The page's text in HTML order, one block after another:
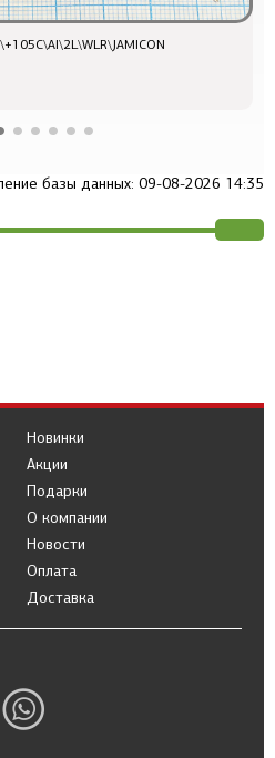
базы данных: 09-08-2026 14:35
Новинки
Акции
Подарки
О компании
Новости
Оплата
Доставка